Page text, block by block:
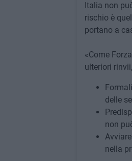
Italia non
rischio è
portano a
«Come
ulteriori
delle
non
nella